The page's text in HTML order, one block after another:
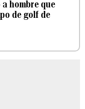
hombre que
de golf de